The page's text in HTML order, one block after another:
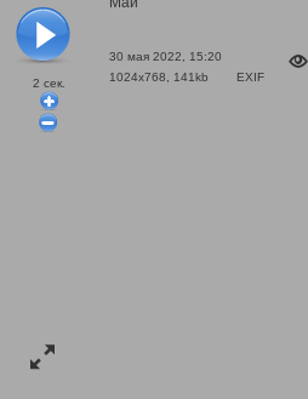
2 сек.
30 мая 2022, 15:20
1024x768, 141kb
EXIF